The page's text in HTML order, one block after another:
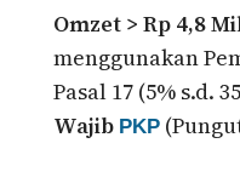
Omzet > Rp 4,8
menggunakan
Pasal 17 (5% s.d.
Wajib PKP